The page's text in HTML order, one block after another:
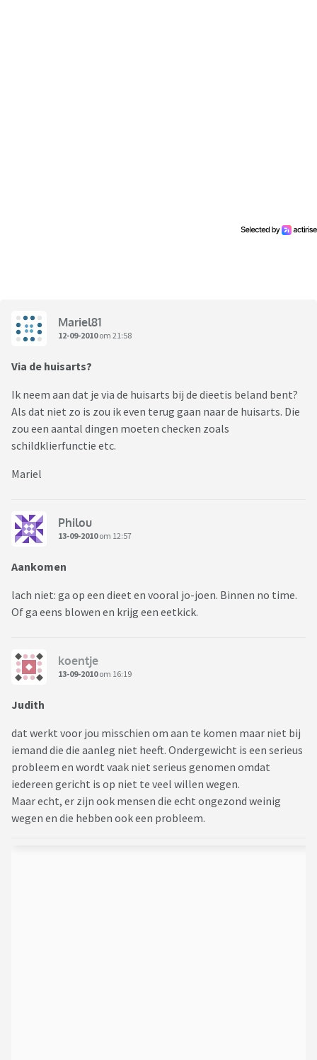
Mariel81
12-09-2010om 21:58
Via de huisarts?
Ik neem aan dat je via de huisarts bij de dieetis beland bent?
Als dat niet zo is zou ik even terug gaan naar de huisarts. Die
zou een aantal dingen moeten checken zoals
schildklierfunctie etc.
Mariel
Philou
13-09-2010om 12:57
Aankomen
lach niet: ga op een dieet en vooral jo-joen. Binnen no time.
Of ga eens blowen en krijg een eetkick.
koentje
13-09-2010om 16:19
Judith
dat werkt voor jou misschien om aan te komen maar niet bij
iemand die die aanleg niet heeft. Ondergewicht is een serieus
probleem en wordt vaak niet serieus genomen omdat
iedereen gericht is op niet te veel willen wegen.
Maar echt, er zijn ook mensen die echt ongezond weinig
wegen en die hebben ook een probleem.